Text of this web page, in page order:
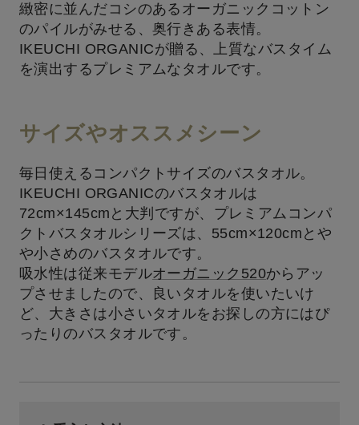
緻密に並んだコシのあるオーガニックコットン
のパイルがみせる、奥行きある表情。
IKEUCHI ORGANICが贈る、上質なバスタイム
を演出するプレミアムなタオルです。
サイズやオススメシーン
毎日使えるコンパクトサイズのバスタオル。
IKEUCHI ORGANICのバスタオルは
72cm×145cmと大判ですが、プレミアムコンパ
クトバスタオルシリーズは、55cm×120cmとや
や小さめのバスタオルです。
吸水性は従来モデルオーガニック520からアッ
プさせましたので、良いタオルを使いたいけ
ど、大きさは小さいタオルをお探しの方にはぴ
ったりのバスタオルです。